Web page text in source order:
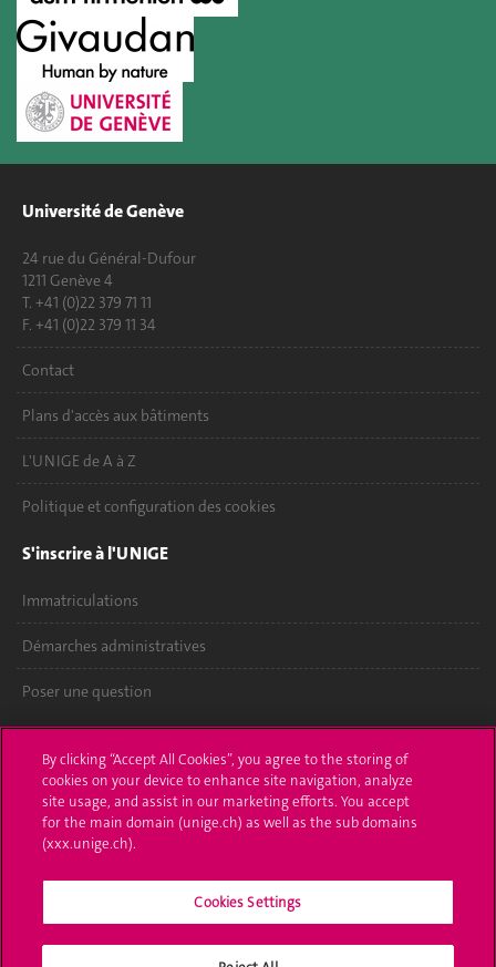
Université de Genève
24 rue du Général-Dufour
1211 Genève 4
T. +41 (0)22 379 71 11
F. +41 (0)22 379 11 34
Contact
Plans d'accès aux bâtiments
L'UNIGE de A à Z
Politique et configuration des cookies
S'inscrire à l'UNIGE
Immatriculations
Démarches administratives
Poser une question
UNIGE Mobile
Médias
Offres d'emploi
Bibliothèque
By clicking “Accept All Cookies”, you agree to the storing of
cookies on your device to enhance site navigation, analyze
site usage, and assist in our marketing efforts. You accept
for the main domain (unige.ch) as well as the sub domains
(xxx.unige.ch).
Cookies Settings